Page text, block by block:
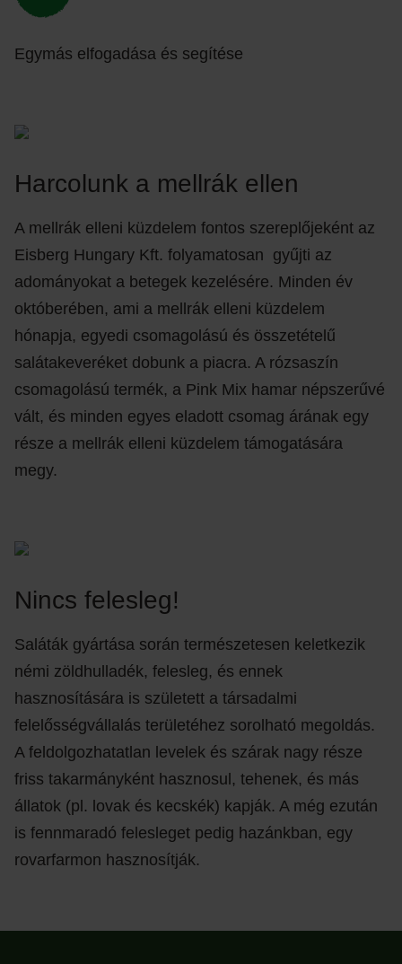
Egymás elfogadása és segítése
Harcolunk a mellrák ellen
A mellrák elleni küzdelem fontos szereplőjeként az
Eisberg Hungary Kft. folyamatosan gyűjti az
adományokat a betegek kezelésére. Minden év
októberében, ami a mellrák elleni küzdelem
hónapja, egyedi csomagolású és összetételű
salátakeveréket dobunk a piacra. A rózsaszín
csomagolású termék, a Pink Mix hamar népszerűvé
vált, és minden egyes eladott csomag árának egy
része a mellrák elleni küzdelem támogatására
megy.
Nincs felesleg!
Saláták gyártása során természetesen keletkezik
némi zöldhulladék, felesleg, és ennek
hasznosítására is született a társadalmi
felelősségvállalás területéhez sorolható megoldás.
A feldolgozhatatlan levelek és szárak nagy része
friss takarmányként hasznosul, tehenek, és más
állatok (pl. lovak és kecskék) kapják. A még ezután
is fennmaradó felesleget pedig hazánkban, egy
rovarfarmon hasznosítják.